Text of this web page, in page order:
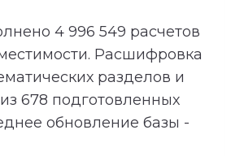
4 996 549 расчетов
Расшифровка
разделов и
678 подготовленных
обновление базы -